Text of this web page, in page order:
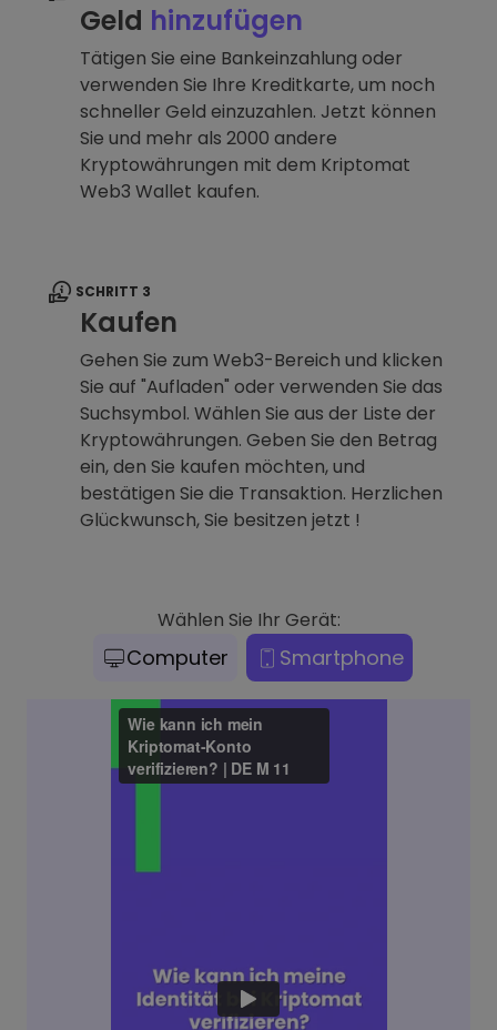
Geld hinzufügen
Tätigen Sie eine Bankeinzahlung oder
verwenden Sie Ihre Kreditkarte, um noch
schneller Geld einzuzahlen. Jetzt können
Sie und mehr als 2000 andere
Kryptowährungen mit dem Kriptomat
Web3 Wallet kaufen.
SCHRITT 3
Kaufen
Gehen Sie zum Web3-Bereich und klicken
Sie auf "Aufladen" oder verwenden Sie das
Suchsymbol. Wählen Sie aus der Liste der
Kryptowährungen. Geben Sie den Betrag
ein, den Sie kaufen möchten, und
bestätigen Sie die Transaktion. Herzlichen
Glückwunsch, Sie besitzen jetzt !
Wählen Sie Ihr Gerät:
Computer Smartphone